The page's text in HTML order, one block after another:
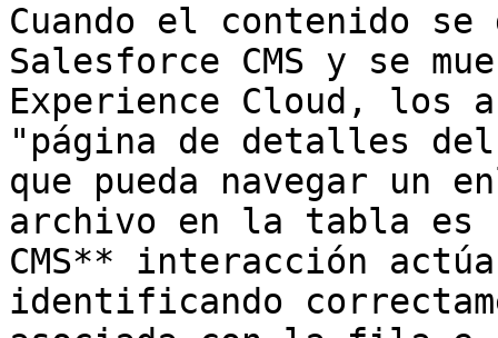
Cuando el contenido se
Salesforce CMS y se
Experience Cloud, los
"página de detalles
que pueda navegar un
archivo en la tabla es
CMS** interacción
identificando